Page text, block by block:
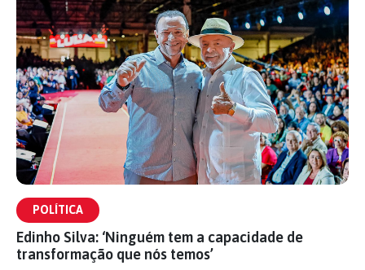
POLÍTICA
Edinho Silva: ‘Ninguém tem a capacidade de
transformação que nós temos’